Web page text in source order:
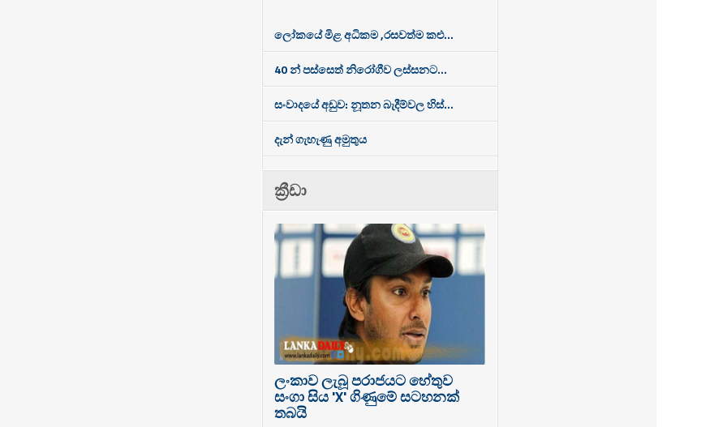
ලෝකයේ මිළ අධිකම ,රසවත්ම කළු...
40 න් පස්සෙත් නිරෝගීව ලස්සනට...
සංවාදයේ අඩුව: නූතන බැදීම්වල හිස්...
දැන් ගැහැණු අමුතුය
ක්‍රීඩා
ලංකාව ලැබූ පරාජයට හේතුව
සංගා සිය 'X' ගිණුමේ සටහනක්
තබයි